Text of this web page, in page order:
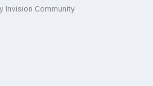
Invision Community